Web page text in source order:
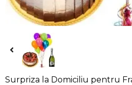
Surpriza la Domiciliu pentru